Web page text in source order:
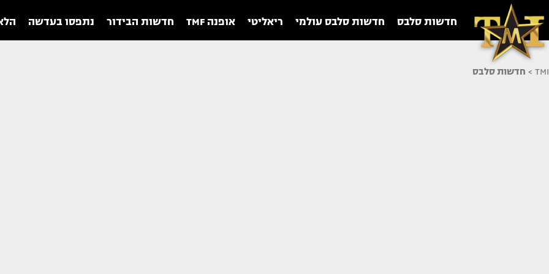
חדשות סלבס חדשות סלבס עולמי ריאליטי אופנה TMF חדשות הבידור נתפסו בעדשה
TMI
> חדשות סלבס